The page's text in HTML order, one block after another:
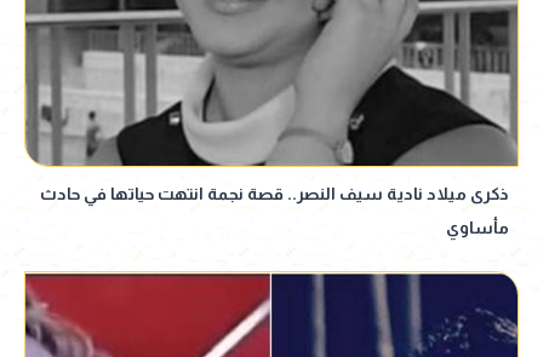
ذكرى ميلاد نادية سيف النصر.. قصة نجمة انتهت حياتها في حادث
مأساوي